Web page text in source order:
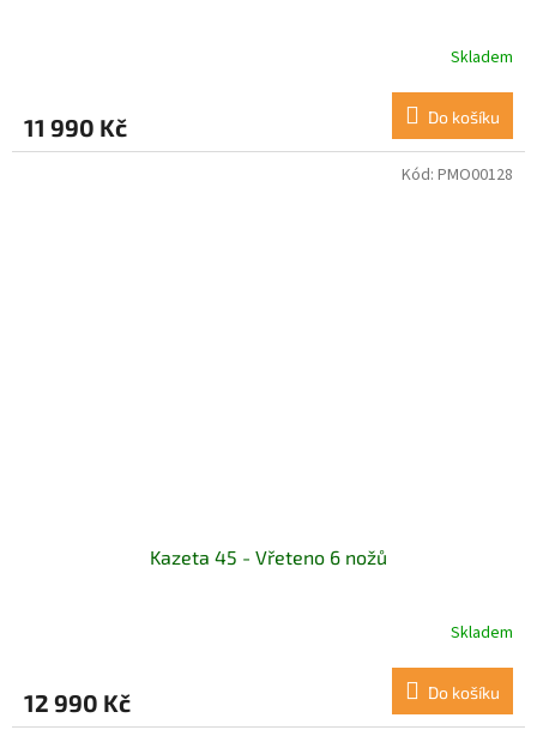
Skladem
11 990 Kč Do košíku
Kazeta 45 - Vřeteno 6 nožů
Skladem
12 990 Kč Do košíku
Kód: PMO00128